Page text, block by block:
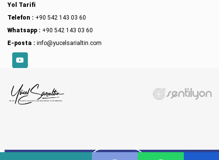
Yol Tarifi
Telefon : +90 542 143 03 60
Whatsapp : +90 542 143 03 60
E-posta : info@yucelsarialtin.com
YouTube